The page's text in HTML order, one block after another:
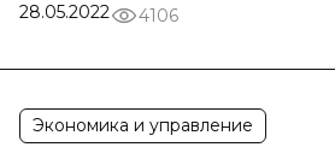
28.05.2022
4106
Экономика и управление